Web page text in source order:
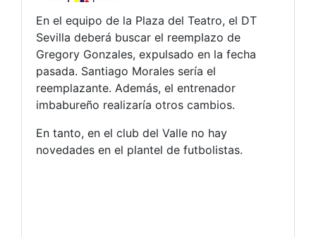
En el equipo de la Plaza del Teatro, el DT
Sevilla deberá buscar el reemplazo de
Gregory Gonzales, expulsado en la fecha
pasada. Santiago Morales sería el
reemplazante. Además, el entrenador
imbabureño realizaría otros cambios.
En tanto, en el club del Valle no hay
novedades en el plantel de futbolistas.